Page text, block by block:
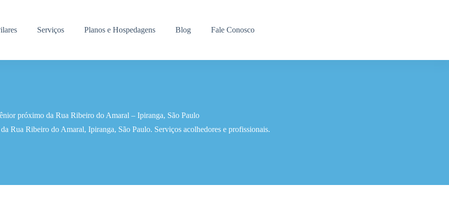
Serviços Planos e Hospedagens Blog Fale Conosco
próximo da Rua Ribeiro do Amaral – Ipiranga, São Paulo
Rua Ribeiro do Amaral, Ipiranga, São Paulo. Serviços acolhedores e profissionais.